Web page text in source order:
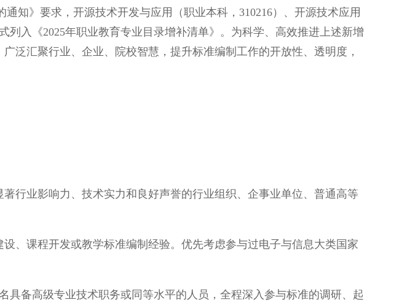
》要求，开源技术开发与应用（职业本科，310216）、开源技术应用
列入《2025年职业教育专业目录增补清单》。为科学、高效推进上述新增
泛汇聚行业、企业、院校智慧，提升标准编制工作的开放性、透明度，
业影响力、技术实力和良好声誉的行业组织、企事业单位、普通高等
课程开发或教学标准编制经验。优先考虑参与过电子与信息大类国家
备高级专业技术职务或同等水平的人员，全程深入参与标准的调研、起